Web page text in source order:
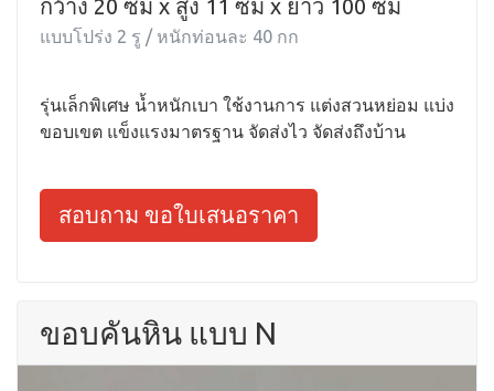
กว้าง 20 ซม x สูง 11 ซม x ยาว 100 ซม
แบบโปร่ง 2 รู / หนักท่อนละ 40 กก
รุ่นเล็กพิเศษ น้ำหนักเบา ใช้งานการ แต่งสวนหย่อม แบ่ง
ขอบเขต แข็งแรงมาตรฐาน จัดส่งไว จัดส่งถึงบ้าน
สอบถาม ขอใบเสนอราคา
ขอบคันหิน แบบ N